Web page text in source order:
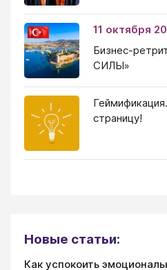
11 октября
Бизнес-
СИЛЫ»
страницу!
Новые статьи:
Как успокоить